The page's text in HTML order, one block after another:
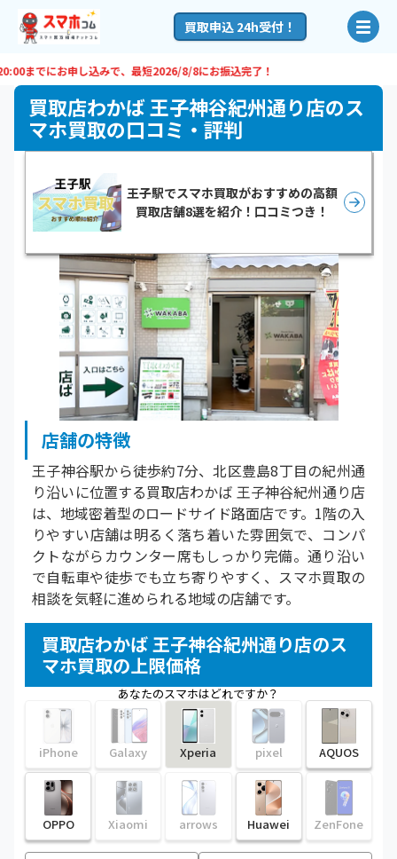
買取申込 24h受付！
にお申し込みで、最短2026/8/8にお振込完了！
買取店わかば 王子神谷紀州通り店のス
マホ買取の口コミ・評判
店舗の特徴
王子神谷駅から徒歩約7分、北区豊島8丁目の紀州通
り沿いに位置する買取店わかば 王子神谷紀州通り店
は、地域密着型のロードサイド路面店です。1階の入
りやすい店舗は明るく落ち着いた雰囲気で、コンパ
クトながらカウンター席もしっかり完備。通り沿い
で自転車や徒歩でも立ち寄りやすく、スマホ買取の
相談を気軽に進められる地域の店舗です。
王子駅でスマホ買取がおすすめの高額
買取店舗8選を紹介！口コミつき！
買取店わかば 王子神谷紀州通り店のス
マホ買取の上限価格
あなたのスマホはどれですか？
iPhone Galaxy Xperia pixel AQUOS
OPPO Xiaomi arrows Huawei ZenFone